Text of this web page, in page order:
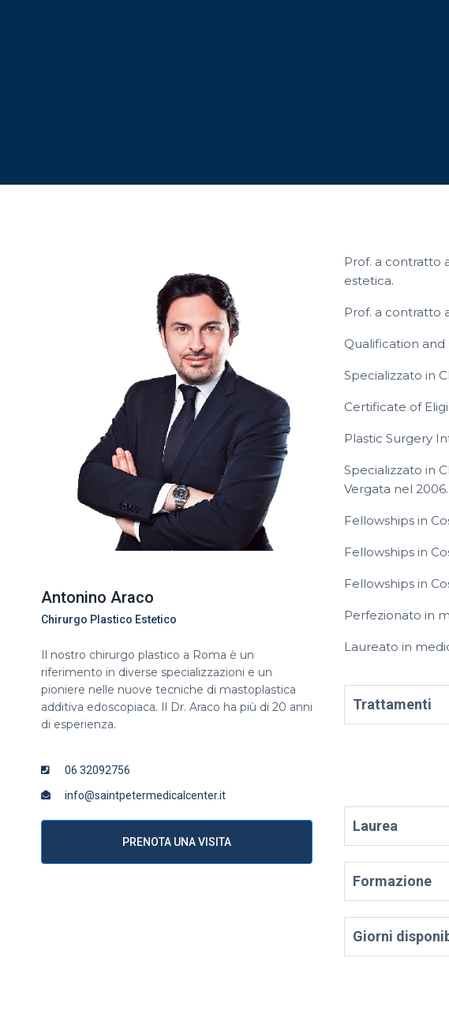
Antonino Araco
Chirurgo Plastico Estetico
Il nostro chirurgo plastico a Roma è un
riferimento in diverse specializzazioni e un
pioniere nelle nuove tecniche di mastoplastica
additiva edoscopiaca. Il Dr. Araco ha più di 20 anni
di esperienza.
06 32092756
info@saintpetermedicalcenter.it
PRENOTA UNA VISITA
Prof. a contratto
estetica.
Prof. a contratto
Qualification and
Specializzato in
Certificate of
Plastic Surgery
Specializzato in
Vergata nel 2006.
Fellowships in
Fellowships in
Fellowships in
Perfezionato in
Laureato in
Trattamenti
Laurea
Formazione
Giorni